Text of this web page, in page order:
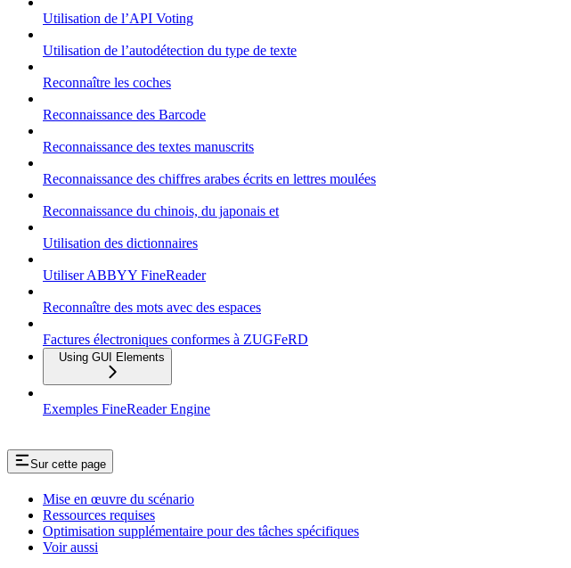
Utilisation de l’API Voting
Utilisation de l’autodétection du type de texte
Reconnaître les coches
Reconnaissance des Barcode
Reconnaissance des textes manuscrits
Reconnaissance des chiffres arabes écrits en lettres moulées
Reconnaissance du chinois, du japonais et
Utilisation des dictionnaires
Utiliser ABBYY FineReader
Reconnaître des mots avec des espaces
Factures électroniques conformes à ZUGFeRD
Using GUI Elements
Exemples FineReader Engine
Sur cette page
Mise en œuvre du scénario
Ressources requises
Optimisation supplémentaire pour des tâches spécifiques
Voir aussi